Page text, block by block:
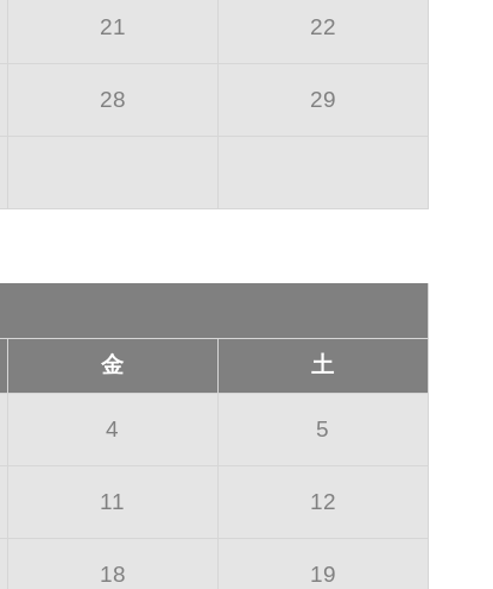
21 22
28 29
金 土
4 5
11 12
18 19